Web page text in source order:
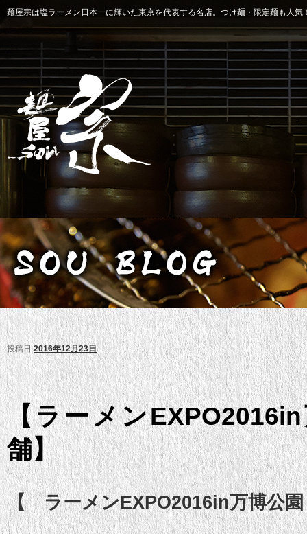
麺屋宗は塩ラーメン日本一に輝いた東京を代表する名店。つけ麺・限定麺も人
【ラーメン
舗】
投稿日:2016年12月23日
【 ラーメンEXPO2016in万博公